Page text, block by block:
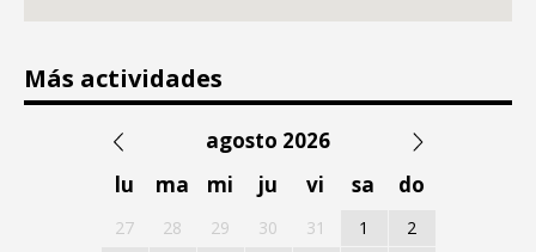
Más actividades
agosto 2026
lu
ma mi ju vi sa do
27 28 29 30 31 1
2